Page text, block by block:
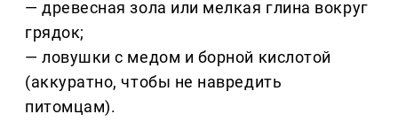
— древесная зола или мелкая глина вокруг
грядок;
— ловушки с медом и борной кислотой
(аккуратно, чтобы не навредить
питомцам).